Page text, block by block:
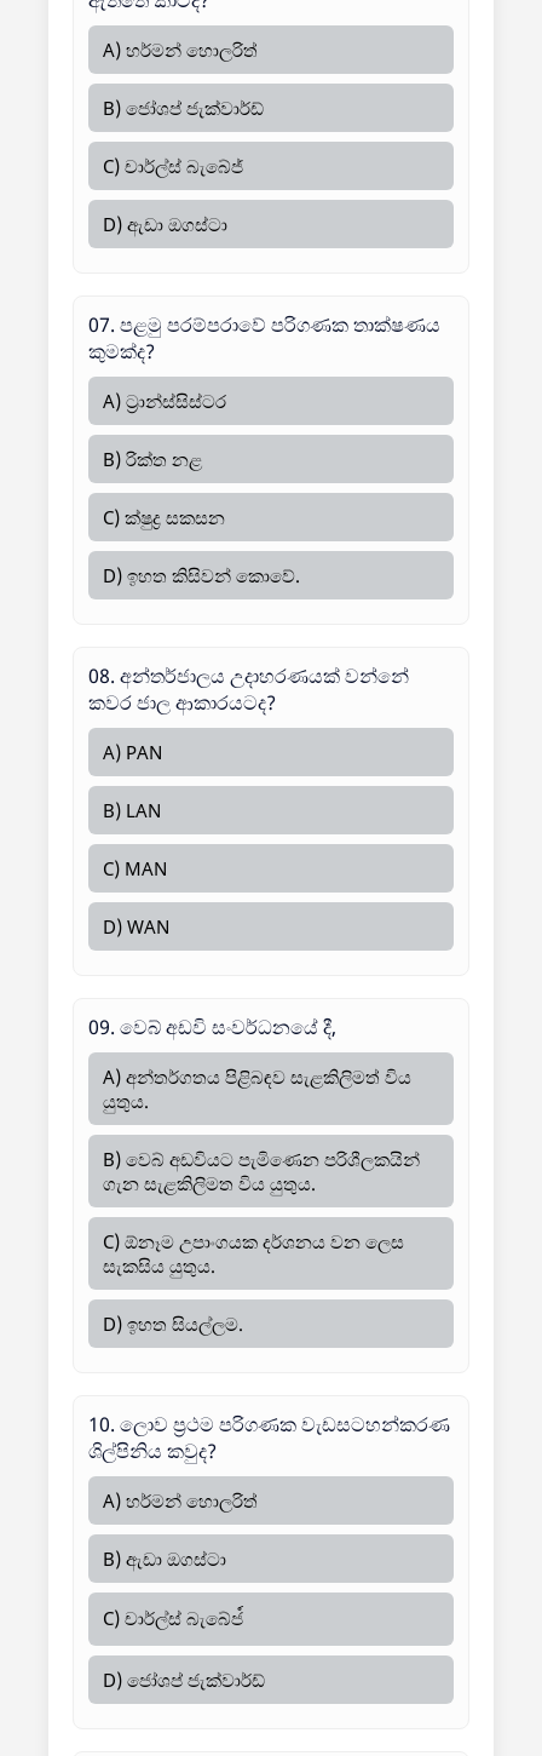
A) හර්මන් හොලරිත්
B) ජෝශප් ජැක්වාර්ඩ්
C) චාර්ල්ස් බැබේජ්
D) ඇඩා ඔගස්ටා
07. පළමු පරම්පරාවේ පරිගණක තාක්ෂණය
කුමක්ද?
A) ට්‍රාන්ස්සිස්ටර
B) රික්ත නළ
C) ක්ෂුද්‍ර සකසන
D) ඉහත කිසිවන් කොවේ.
08. අන්තර්ජාලය උදාහරණයක් වන්නේ
කවර ජාල ආකාරයටද?
A) PAN
B) LAN
C) MAN
D) WAN
09. වෙබ් අඩවි සංවර්ධනයේ දී,
A) අන්තර්ගතය පිළිබඳව සැළකිලිමත් විය
යුතුය.
B) වෙබ් අඩවියට පැමිණෙන පරිශීලකයින්
ගැන සැළකිලිමත විය යුතුය.
C) ඕනෑම උපාංගයක දර්ශනය වන ලෙස
සැකසිය යුතුය.
D) ඉහත සියල්ලම.
10. ලොව ප්‍රථම පරිගණක වැඩසටහන්කරණ
ශිල්පිනිය කවුද?
A) හර්මන් හොලරිත්
B) ඇඩා ඔගස්ටා
C) චාර්ල්ස් බැබේජ์
D) ජෝශප් ජැක්වාර්ඩ්